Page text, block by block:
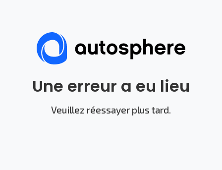
Une erreur a eu lieu
Veuillez réessayer plus tard.